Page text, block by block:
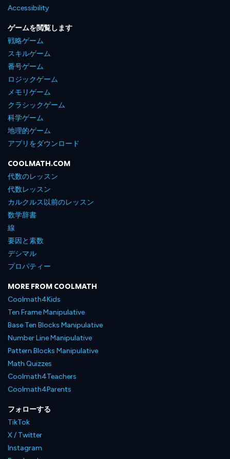
Accessibility
ゲームを閲覧します
戦略ゲーム
スキルゲーム
番号ゲーム
ロジックゲーム
メモリゲーム
クラシックゲーム
科学ゲーム
地理的ゲーム
アプリをダウンロード
COOLMATH.COM
代数のレッスン
代数レッスン
カルクルス以前のレッスン
数学辞書
線
要因と素数
デシマル
プロパティー
MORE FROM COOLMATH
Coolmath4Kids
Ten Frame Manipulative
Base Ten Blocks Manipulative
Number Line Manipulative
Pattern Blocks Manipulative
Math Quizzes
Coolmath4Teachers
Coolmath4Parents
フォローする
TikTok
X / Twitter
Instagram